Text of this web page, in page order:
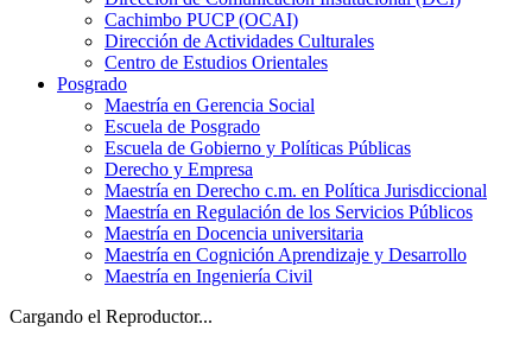
Cachimbo PUCP (OCAI)
Dirección de Actividades Culturales
Centro de Estudios Orientales
Posgrado
Maestría en Gerencia Social
Escuela de Posgrado
Escuela de Gobierno y Políticas Públicas
Derecho y Empresa
Maestría en Derecho c.m. en Política Jurisdiccional
Maestría en Regulación de los Servicios Públicos
Maestría en Docencia universitaria
Maestría en Cognición Aprendizaje y Desarrollo
Maestría en Ingeniería Civil
Cargando el Reproductor...